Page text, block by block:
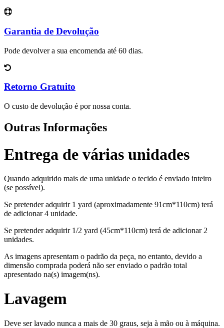
Garantia de Devolução
Pode devolver a sua encomenda até 60 dias.
Retorno Gratuito
O custo de devolução é por nossa conta.
Outras Informações
Entrega de várias unidades
Quando adquirido mais de uma unidade o tecido é enviado inteiro
(se possível).
Se pretender adquirir 1 yard (aproximadamente 91cm*110cm) terá
de adicionar 4 unidade.
Se pretender adquirir 1/2 yard (45cm*110cm) terá de adicionar 2
unidades.
As imagens apresentam o padrão da peça, no entanto, devido a
dimensão comprada poderá não ser enviado o padrão total
apresentado na(s) imagem(ns).
Lavagem
Deve ser lavado nunca a mais de 30 graus, seja à mão ou à máquina.